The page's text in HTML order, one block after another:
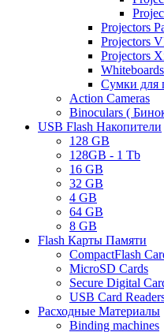
Projectors
Projectors
Projectors
Whiteboards
Сумки для
Action Cameras
Binoculars (
USB Flash Накопители
128 GB
128GB - 1 Tb
16 GB
32 GB
4 GB
64 GB
8 GB
Flash Карты Памяти
CompactFlash
MicroSD Cards
Secure Digital
USB Card
Расходные Материалы
Binding machines